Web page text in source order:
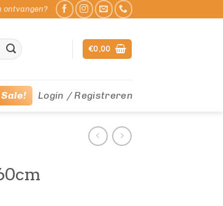
ontvangen?
€0,00
Sale! Login / Registreren